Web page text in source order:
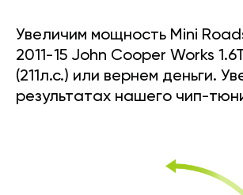
Увеличим мощность Mini
2011-15 John Cooper Works
(211л.с.) или вернем деньги.
результатах нашего чип-